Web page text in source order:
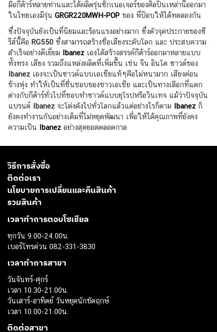
มือกีต้าร์หลายท่านและได้ผลิตรุ่นซิกเนอเจอร์ของศิลปินเหล่านี้ออกมา
ในไทยเองมีรุ่น GRGR220MWH-POP ของ พี่ป๊อบให้ได้ทดลองกัน
ซึ่งปัจจุบันยังเป็นที่นิยมและร้อนแรงอย่างมาก ซึ่งตัวจุดประกายของซี
รีส์นี้คือ RG550 ซึ่งสามารถสร้างชื่อเสียงระดับโลก และ ประสบความ
สำเร็จอย่างดีเยี่ยม Ibanez เองได้สร้างสรรค์กีต้าร์ออกมาหลายแบบ
ทั้งทรง เสียง รวมถึงแหล่งผลิตที่เพิ่มขึ้น เช่น จีน อินโด ซาวด์ของ
Ibanez เองจะเป็นซาวด์แบบเอเชียแท้ๆคือไม่หนามาก เสียงค่อน
ข้างพุ่ง ทำให้เป็นที่ชื่นชอบของชาวเอเชีย และเป็นทางเลือกที่แตก
ต่างกับกีต้าร์ทั่วไปที่ชอบทำซาวด์แบบยุโรปหรือวินเทจ แม้ว่าปัจจุบัน
แบรนด์ Ibanez จะโด่งดังไปทั่วโลกแล้วแต่อย่างไรก็ตาม Ibanez ก็
ยังคงทำงานกันอย่างเต็มที่ไม่หยุดพัฒนา เพื่อให้ได้คุณภาพที่ยังคง
ความเป็น Ibanez อย่างสุดยอดตลอดกาล
วิธีการสั่งซื้อ
ติดต่อเรา
นโยบายการเปลี่ยนและคืนสินค้า
รวมสินค้า
เวลาทำการตอบโซเชียล
ทุกวัน 9.00-24.00น.
เบอร์โทรด่วน 082-331-3830
เวลาทำการสาขา
วันจันทร์-ศุกร์
เวลา 10.30-21.00น.
วันเสาร์-อาทิตย์ วันหยุดนักขัตฤกษ์
เวลา 10.00-21.00น.
ติดต่อสาขา